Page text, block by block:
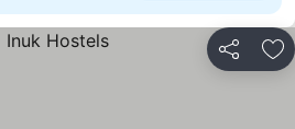
Partilhar